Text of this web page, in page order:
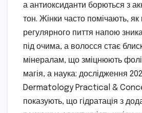
а антиоксиданти борються з
тон. Жінки часто помічають, як
регулярного пиття напою
під очима, а волосся стає
мінералам, що зміцнюють
магія, а наука: дослідження
Dermatology Practical &
показують, що гідратація з